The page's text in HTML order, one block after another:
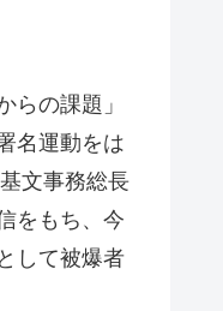
の課題」
名運動をは
文事務総長
をもち、今
して被爆者